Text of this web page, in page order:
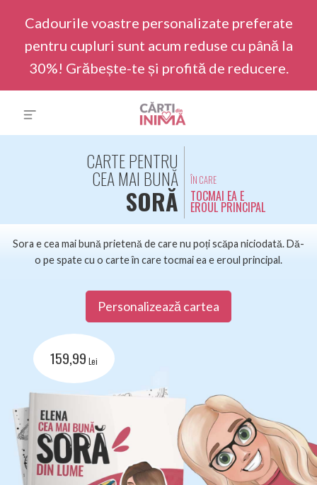
Cadourile voastre personalizate preferate
pentru cupluri sunt acum reduse cu până la
30%! Grăbește-te și profită de reducere.
CARTE PENTRU
CEA MAI BUNĂ
SORĂ
ÎN CARE
TOCMAI EA E
EROUL PRINCIPAL
Sora e cea mai bună prietenă de care nu poți scăpa niciodată. Dă-
o pe spate cu o carte în care tocmai ea e eroul principal.
Personalizează cartea
159,99 Lei